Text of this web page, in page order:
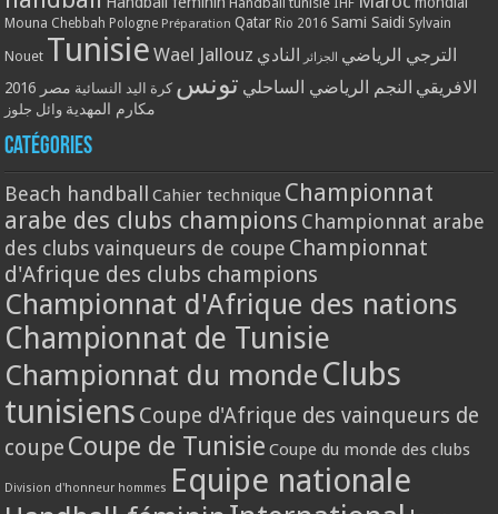
Mouna Chebbah Pologne Préparation Qatar Rio 2016 Sami Saidi Sylvain
Nouet Tunisie Wael Jallouz الترجي الرياضي الجزائر النادي
الافريقي النجم الرياضي الساحلي تونس كرة اليد النسائية مصر 2016
مكارم المهدية وائل جلوز
Catégories
Beach handball Cahier technique Championnat
arabe des clubs champions Championnat arabe
des clubs vainqueurs de coupe Championnat
d'Afrique des clubs champions
Championnat d'Afrique des nations
Championnat de Tunisie
Championnat du monde Clubs
tunisiens Coupe d'Afrique des vainqueurs de
coupe Coupe de Tunisie Coupe du monde des clubs
Division d'honneur hommes Equipe nationale